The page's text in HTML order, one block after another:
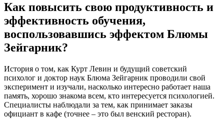
Как повысить свою продуктивность и
эффективность обучения,
воспользовавшись эффектом Блюмы
Зейгарник?
История о том, как Курт Левин и будущий советский
психолог и доктор наук Блюма Зейгарник проводили свой
эксперимент и изучали, насколько интересно работает наша
память, хорошо знакома всем, кто интересуется психологией.
Специалисты наблюдали за тем, как принимает заказы
официант в кафе (точнее – это был венский ресторан).